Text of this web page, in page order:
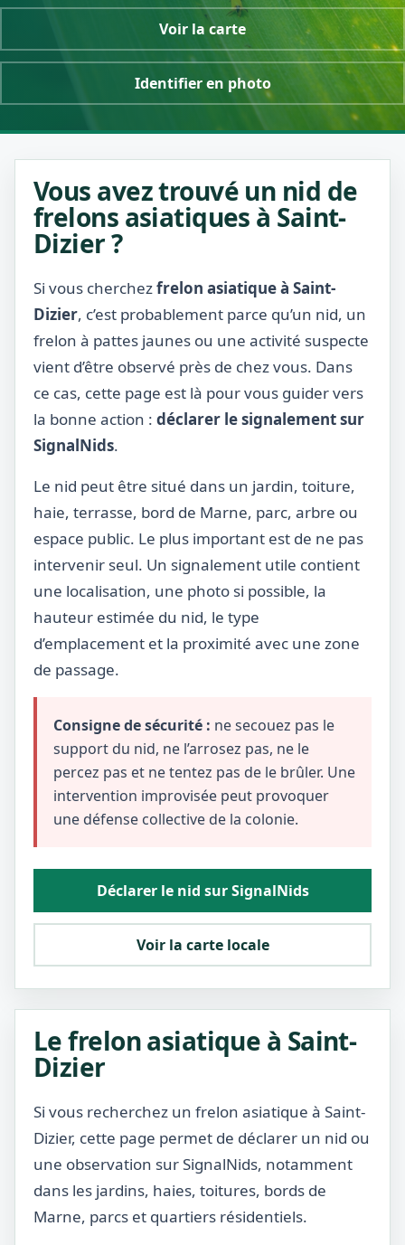
Voir la carte
Identifier en photo
Vous avez trouvé un nid de
frelons asiatiques à Saint-
Dizier ?
Si vous cherchezfrelon asiatique à Saint-
Dizier, c’est probablement parce qu’un nid, un
frelon à pattes jaunes ou une activité suspecte
vient d’être observé près de chez vous. Dans
ce cas, cette page est là pour vous guider vers
la bonne action : déclarer le signalement sur
SignalNids.
Le nid peut être situé dans un jardin, toiture,
haie, terrasse, bord de Marne, parc, arbre ou
espace public. Le plus important est de ne pas
intervenir seul. Un signalement utile contient
une localisation, une photo si possible, la
hauteur estimée du nid, le type
d’emplacement et la proximité avec une zone
de passage.
Consigne de sécurité : ne secouez pas le
support du nid, ne l’arrosez pas, ne le
percez pas et ne tentez pas de le brûler. Une
intervention improvisée peut provoquer
une défense collective de la colonie.
Déclarer le nid sur SignalNids
Voir la carte locale
Le frelon asiatique à Saint-
Dizier
Si vous recherchez un frelon asiatique à Saint-
Dizier, cette page permet de déclarer un nid ou
une observation sur SignalNids, notamment
dans les jardins, haies, toitures, bords de
Marne, parcs et quartiers résidentiels.